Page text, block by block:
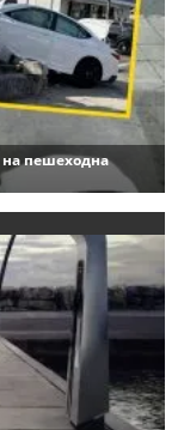
пешеходна